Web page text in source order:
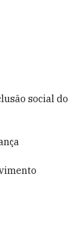
social do